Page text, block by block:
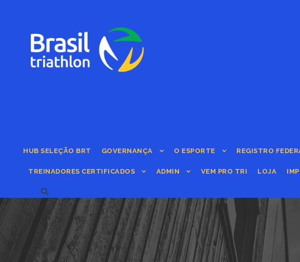
HUB SELEÇÃO BRT GOVERNANÇA O ESPORTE REGISTRO
TREINADORES CERTIFICADOS ADMIN VEM PRO TRI LOJA